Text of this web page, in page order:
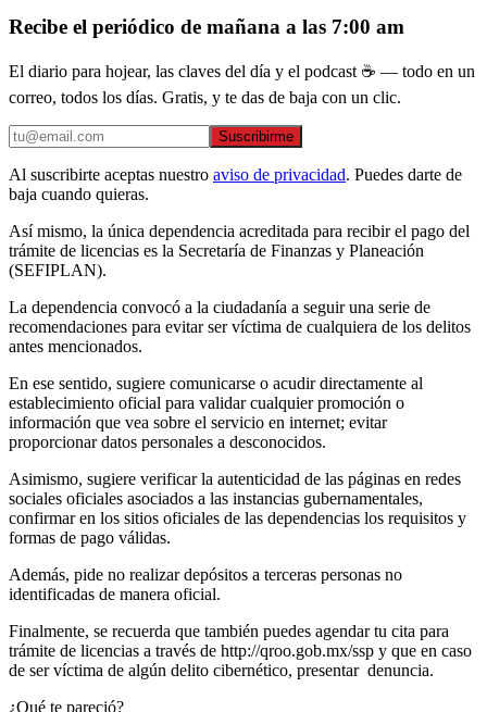
Recibe el periódico de mañana a las 7:00 am
El diario para hojear, las claves del día y el podcast ☕ — todo en un
correo, todos los días. Gratis, y te das de baja con un clic.
Suscribirme
Al suscribirte aceptas nuestro aviso de privacidad. Puedes darte de
baja cuando quieras.
Así mismo, la única dependencia acreditada para recibir el pago del
trámite de licencias es la Secretaría de Finanzas y Planeación
(SEFIPLAN).
La dependencia convocó a la ciudadanía a seguir una serie de
recomendaciones para evitar ser víctima de cualquiera de los delitos
antes mencionados.
En ese sentido, sugiere comunicarse o acudir directamente al
establecimiento oficial para validar cualquier promoción o
información que vea sobre el servicio en internet; evitar
proporcionar datos personales a desconocidos.
Asimismo, sugiere verificar la autenticidad de las páginas en redes
sociales oficiales asociados a las instancias gubernamentales,
confirmar en los sitios oficiales de las dependencias los requisitos y
formas de pago válidas.
Además, pide no realizar depósitos a terceras personas no
identificadas de manera oficial.
Finalmente, se recuerda que también puedes agendar tu cita para
trámite de licencias a través de http://qroo.gob.mx/ssp y que en caso
de ser víctima de algún delito cibernético, presentar denuncia.
¿Qué te pareció?